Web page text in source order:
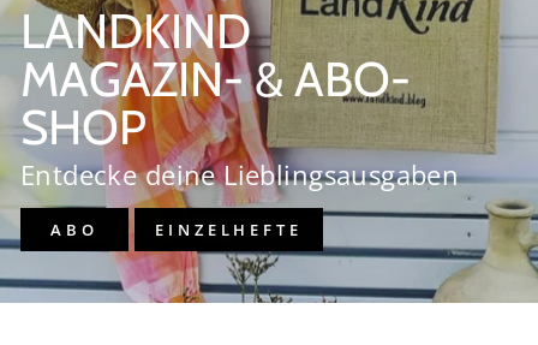
LANDKIND
MAGAZIN- & ABO-
SHOP
Entdecke deine Lieblingsausgaben
ABO EINZELHEFTE